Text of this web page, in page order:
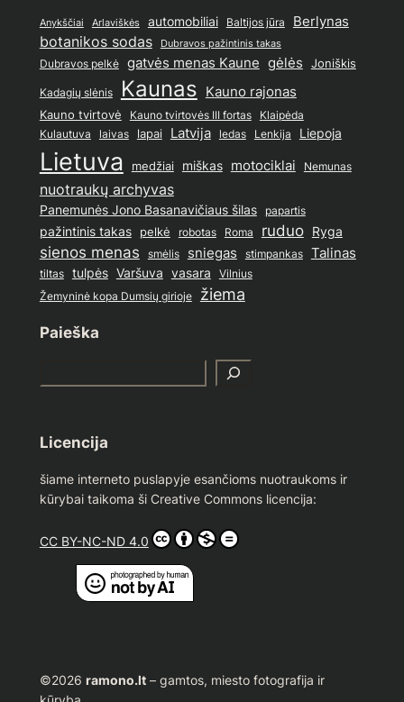
Anykščiai Arlaviškės automobiliai Baltijos jūra
Berlynas
botanikos sodas
Dubravos pažintinis takas
Dubravos pelkė gatvės menas Kaune gėlės Joniškis
Kadagių slėnis Kaunas Kauno rajonas
Kauno tvirtovė Kauno tvirtovės III fortas Klaipėda
Kulautuva laivas lapai Latvija ledas Lenkija Liepoja
Lietuva medžiai miškas motociklai Nemunas
nuotraukų archyvas
Panemunės Jono Basanavičiaus šilas papartis
pažintinis takas pelkė robotas Roma ruduo Ryga
sienos menas smėlis sniegas stimpankas Talinas
tiltas tulpės Varšuva vasara Vilnius
Žemyninė kopa Dumsių girioje žiema
Paieška
e
c
Licencija
šiame interneto puslapyje esančioms nuotraukoms ir
kūrybai taikoma ši Creative Commons licencija:
CC BY-NC-ND 4.0
©2026 ramono.lt– gamtos, miesto fotografija ir